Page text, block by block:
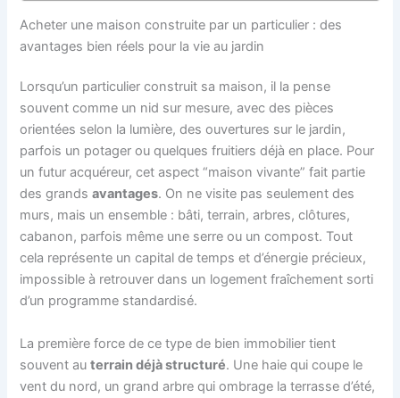
Acheter une maison construite par un particulier : des
avantages bien réels pour la vie au jardin
Lorsqu’un particulier construit sa maison, il la pense
souvent comme un nid sur mesure, avec des pièces
orientées selon la lumière, des ouvertures sur le jardin,
parfois un potager ou quelques fruitiers déjà en place. Pour
un futur acquéreur, cet aspect “maison vivante” fait partie
des grandsavantages. On ne visite pas seulement des
murs, mais un ensemble : bâti, terrain, arbres, clôtures,
cabanon, parfois même une serre ou un compost. Tout
cela représente un capital de temps et d’énergie précieux,
impossible à retrouver dans un logement fraîchement sorti
d’un programme standardisé.
La première force de ce type de bien immobilier tient
souvent auterrain déjà structuré. Une haie qui coupe le
vent du nord, un grand arbre qui ombrage la terrasse d’été,